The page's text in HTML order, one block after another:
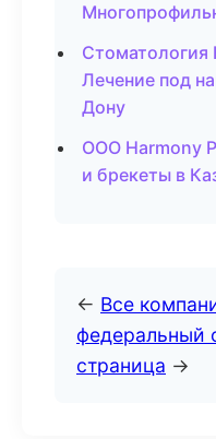
Стоматология
Лечение под
Дону
ООО Harmony
и брекеты в
← Все
федеральный
страница →